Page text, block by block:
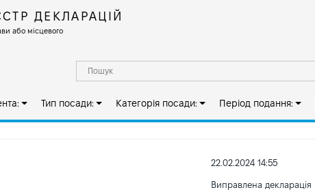
ДЕКЛАРАЦІЙ
або місцевого
Тип посади: Категорія посади: Період подання:
22.02.2024 14:55
Виправлена декларація